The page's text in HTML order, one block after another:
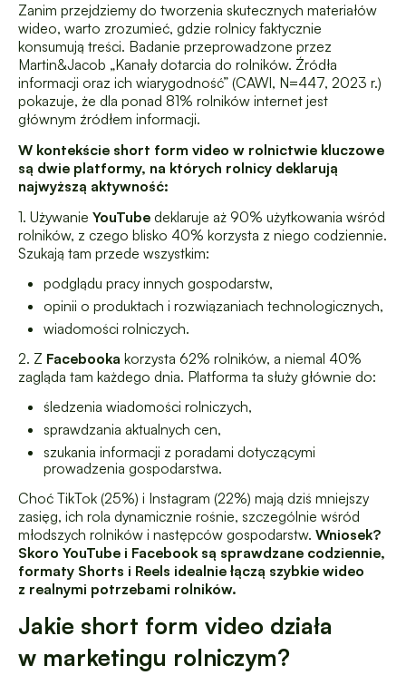
Zanim przejdziemy do tworzenia skutecznych materiałów
wideo, warto zrozumieć, gdzie rolnicy faktycznie
konsumują treści. Badanie przeprowadzone przez
Martin&Jacob „Kanały dotarcia do rolników. Źródła
informacji oraz ich wiarygodność” (CAWI, N=447, 2023 r.)
pokazuje, że dla ponad 81% rolników internet jest
głównym źródłem informacji.
W kontekście short form video w rolnictwie kluczowe
są dwie platformy, na których rolnicy deklarują
najwyższą aktywność:
1. Używanie YouTube deklaruje aż 90% użytkowania wśród
rolników, z czego blisko 40% korzysta z niego codziennie.
Szukają tam przede wszystkim:
podglądu pracy innych gospodarstw,
opinii o produktach i rozwiązaniach technologicznych,
wiadomości rolniczych.
2. Z Facebooka korzysta 62% rolników, a niemal 40%
zagląda tam każdego dnia. Platforma ta służy głównie do:
śledzenia wiadomości rolniczych,
sprawdzania aktualnych cen,
szukania informacji z poradami dotyczącymi
prowadzenia gospodarstwa.
Choć TikTok (25%) i Instagram (22%) mają dziś mniejszy
zasięg, ich rola dynamicznie rośnie, szczególnie wśród
młodszych rolników i następców gospodarstw. Wniosek?
Skoro YouTube i Facebook są sprawdzane codziennie,
formaty Shorts i Reels idealnie łączą szybkie wideo
z realnymi potrzebami rolników.
Jakie short form video działa
w marketingu rolniczym?